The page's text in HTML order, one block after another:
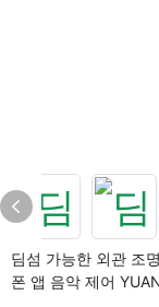
딤섬 가능한 외관 조
폰 앱 음악 제어